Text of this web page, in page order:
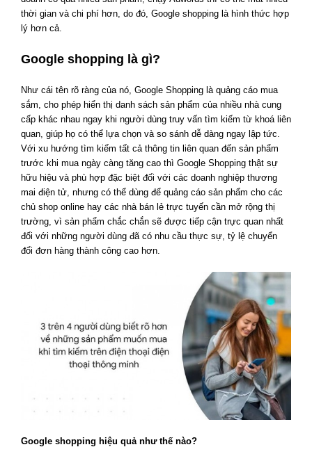
thời gian và chi phí hơn, do đó, Google shopping là hình thức hợp
lý hơn cả.
Google shopping là gì?
Như cái tên rõ ràng của nó, Google Shopping là quảng cáo mua
sắm, cho phép hiển thị danh sách sản phẩm của nhiều nhà cung
cấp khác nhau ngay khi người dùng truy vấn tìm kiếm từ khoá liên
quan, giúp họ có thể lựa chọn và so sánh dễ dàng ngay lập tức.
Với xu hướng tìm kiếm tất cả thông tin liên quan đến sản phẩm
trước khi mua ngày càng tăng cao thì Google Shopping thật sự
hữu hiệu và phù hợp đặc biệt đối với các doanh nghiệp thương
mai điện tử, nhưng có thể dùng để quảng cáo sản phẩm cho các
chủ shop online hay các nhà bán lẻ trực tuyến cần mở rộng thị
trường, vì sản phẩm chắc chắn sẽ được tiếp cận trực quan nhất
đối với những người dùng đã có nhu cầu thực sự, tỷ lệ chuyển
đổi đơn hàng thành công cao hơn.
Google shopping hiệu quả như thế nào?